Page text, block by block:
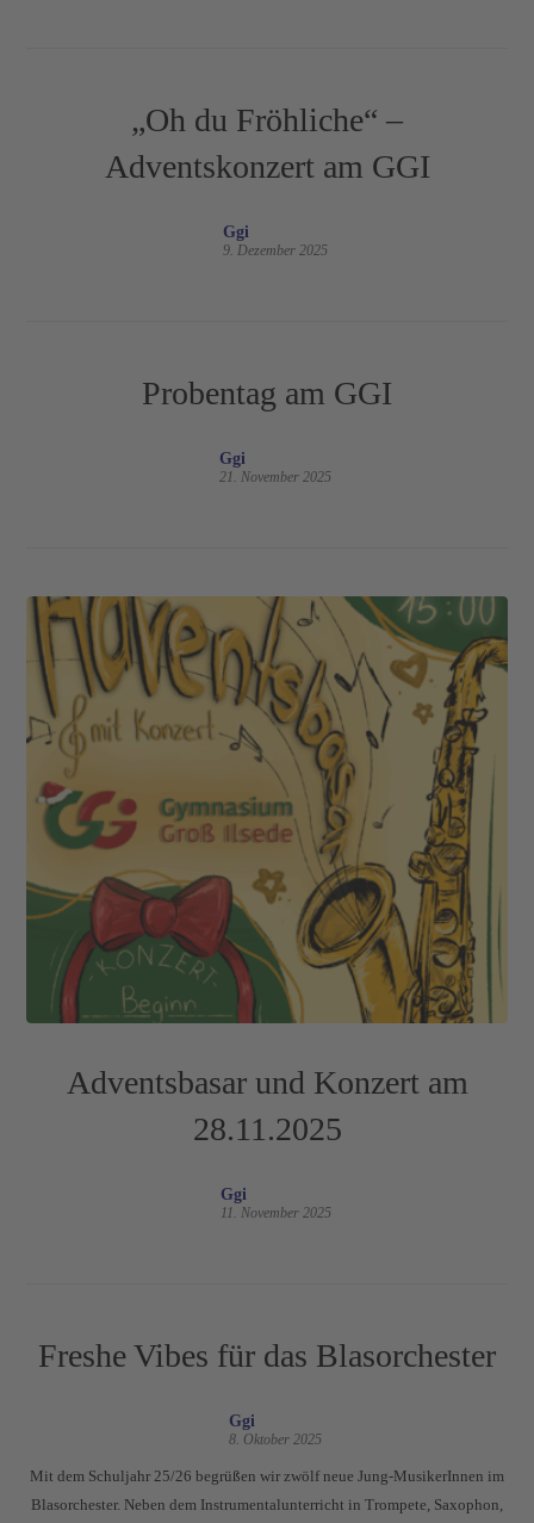
„Oh du Fröhliche“ –
Adventskonzert am GGI
Ggi
9. Dezember 2025
Probentag am GGI
Ggi
21. November 2025
Adventsbasar und Konzert am
28.11.2025
Ggi
11. November 2025
Freshe Vibes für das Blasorchester
Ggi
8. Oktober 2025
Mit dem Schuljahr 25/26 begrüßen wir zwölf neue Jung-MusikerInnen im
Blasorchester. Neben dem Instrumentalunterricht in Trompete, Saxophon,